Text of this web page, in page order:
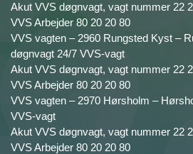
Akut VVS døgnvagt, vagt nummer 22
VVS Arbejder 80 20 20 80
VVS vagten – 2960 Rungsted Kyst –
døgnvagt 24/7 VVS-vagt
Akut VVS døgnvagt, vagt nummer 22
VVS Arbejder 80 20 20 80
VVS vagten – 2970 Hørsholm –
VVS-vagt
Akut VVS døgnvagt, vagt nummer 22
VVS Arbejder 80 20 20 80